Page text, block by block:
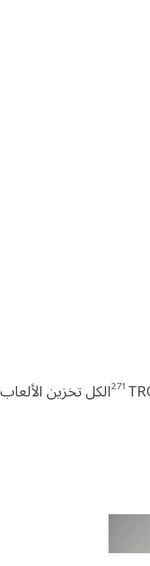
271الكل تخزين الألعاب